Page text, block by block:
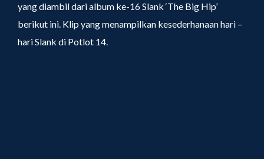
yang diambil dari album ke-16 Slank ‘The Big Hip’
berikut ini. Klip yang menampilkan kesederhanaan hari –
hari Slank di Potlot 14.